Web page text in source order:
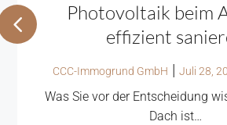
Photovoltaik beim
effizient
CCC-Immogrund GmbH | Juli 28,
Was Sie vor der Entscheidung
Dach ist…